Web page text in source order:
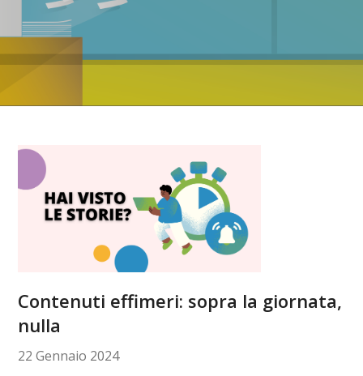
Contenuti effimeri: sopra la giornata,
nulla
22 Gennaio 2024